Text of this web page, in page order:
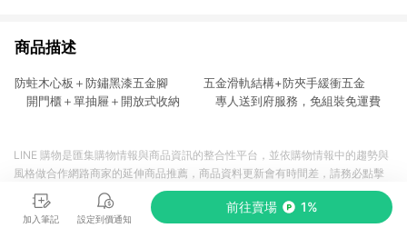
商品描述
防蛀木心板＋防鏽黑漆五金腳 五金滑軌結構+防夾手緩衝五金
開門櫃＋單抽屜＋開放式收納 專人送到府服務，免組裝免運費
加入筆記 設定到價通知
前往賣場 1%
LINE 購物是匯集購物情報與商品資訊的整合性平台，並依購物情報中的趨勢與
風格做合作網路商家的延伸商品推薦，商品資料更新會有時間差，請務必點擊
商品至各合作網路商家，確認現售價與購物條件，一切資訊以合作廠商網頁為
準。